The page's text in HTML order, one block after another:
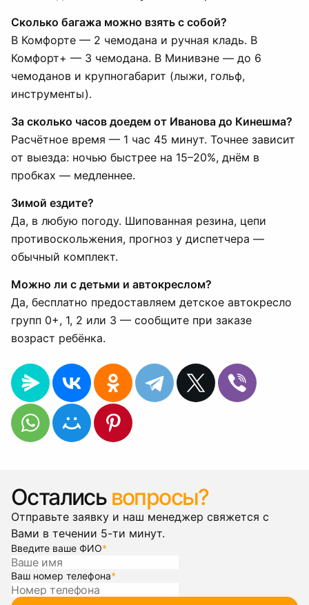
Сколько багажа можно взять с собой?
В Комфорте — 2 чемодана и ручная кладь. В
Комфорт+ — 3 чемодана. В Минивэне — до 6
чемоданов и крупногабарит (лыжи, гольф,
инструменты).
За сколько часов доедем от Иванова до Кинешма?
Расчётное время — 1 час 45 минут. Точнее зависит
от выезда: ночью быстрее на 15–20%, днём в
пробках — медленнее.
Зимой ездите?
Да, в любую погоду. Шипованная резина, цепи
противоскольжения, прогноз у диспетчера —
обычный комплект.
Можно ли с детьми и автокреслом?
Да, бесплатно предоставляем детское автокресло
групп 0+, 1, 2 или 3 — сообщите при заказе
возраст ребёнка.
Остались вопросы?
Отправьте заявку и наш менеджер свяжется с
Вами в течении 5-ти минут.
Введите ваше ФИО*
Ваш номер телефона*